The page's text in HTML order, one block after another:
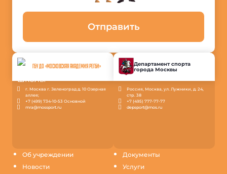
Об учреждении
Новости
Документы
Услуги
Отправить
ГБУ ДО «МОСКОВСКАЯ АКАДЕМИЯ РЕГБИ»
г. Москва г. Зеленоград д. 10 Озерная
аллея;
+7 (499) 734-10-53 Основной
mra@mossport.ru
Департамент спорта
города Москвы
Россия, Москва, ул. Лужники, д. 24,
стр. 38
+7 (495) 777-77-77
depsport@mos.ru